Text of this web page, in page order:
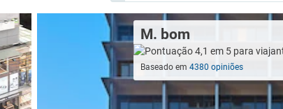
M. bom
Baseado em4380 opiniões